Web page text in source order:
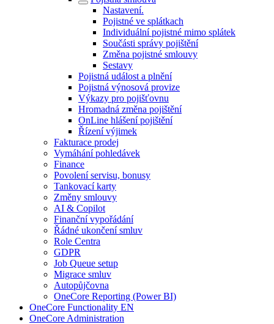
Nastavení.
Pojistné ve splátkach
Individuální pojistné mimo splátek
Součásti správy pojištění
Změna pojistné smlouvy
Sestavy
Pojistná událost a plnění
Pojistná výnosová provize
Výkazy pro pojišťovnu
Hromadná změna pojištění
OnLine hlášení pojištění
Řízení výjimek
Fakturace prodej
Vymáhání pohledávek
Finance
Povolení servisu, bonusy
Tankovací karty
Změny smlouvy
AI & Copilot
Finanční vypořádání
Řádné ukončení smluv
Role Centra
GDPR
Job Queue setup
Migrace smluv
Autopůjčovna
OneCore Reporting (Power BI)
OneCore Functionality EN
OneCore Administration